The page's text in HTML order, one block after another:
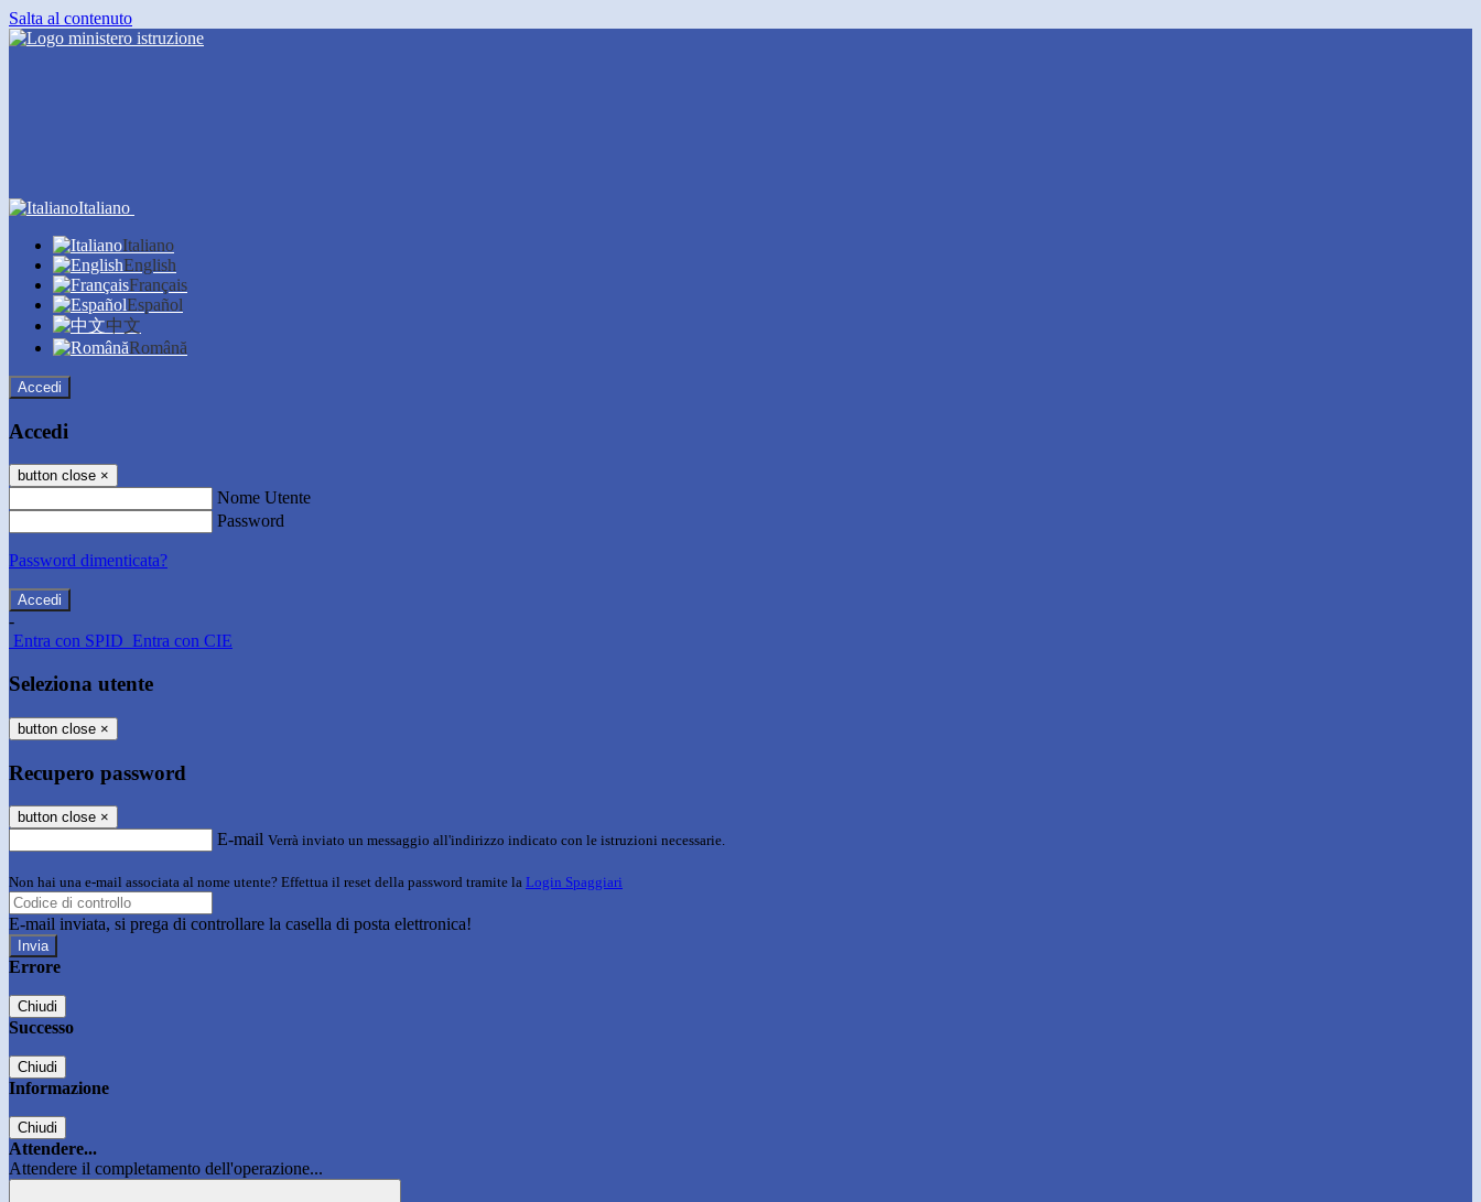
Salta al contenuto
Italiano
Italiano
English
Français
Español
中文
Română
Accedi
Accedi
button close ×
Nome Utente
Password
Password dimenticata?
-
Entra con SPID Entra con CIE
Seleziona utente
button close ×
Recupero password
button close ×
E-mail Verrà inviato un messaggio all'indirizzo indicato con le istruzioni necessarie.
Non hai una e-mail associata al nome utente? Effettua il reset della password tramite la Login Spaggiari
E-mail inviata, si prega di controllare la casella di posta elettronica!
Errore
Chiudi
Successo
Chiudi
Informazione
Chiudi
Attendere...
Attendere il completamento dell'operazione...